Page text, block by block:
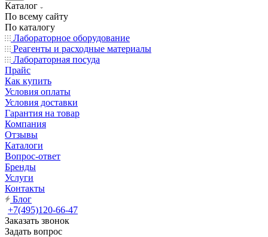
Каталог
По всему сайту
По каталогу
Лабораторное оборудование
Реагенты и расходные материалы
Лабораторная посуда
Прайс
Как купить
Условия оплаты
Условия доставки
Гарантия на товар
Компания
Отзывы
Каталоги
Вопрос-ответ
Бренды
Услуги
Контакты
Блог
+7(495)120-66-47
Заказать звонок
Задать вопрос